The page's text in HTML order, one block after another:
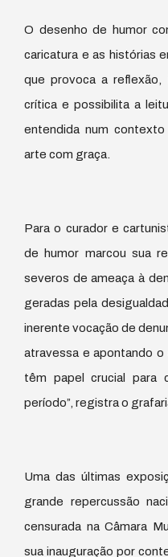
O desenho de humor
caricatura e as histórias
que provoca a reflexão,
crítica e possibilita a
entendida num
arte com graça.
Para o curador e
de humor marcou sua
severos de ameaça à
geradas pela
inerente vocação de
atravessa e apontando o
têm papel crucial para
período”, registra o
Uma das últimas
grande repercussão
censurada na Câmara
sua inauguração por